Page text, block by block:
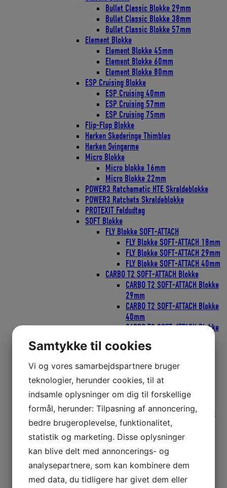
Bullet Classic Blokke 29mm
Bullet Classic Blokke 38mm
Bullet Classic Blokke 57mm
Element Blokke
Element Blokke 45mm
Element Blokke 60mm
Element Blokke 80mm
ESP Cruising Blokke
ESP Cruising 40mm
ESP Cruising 57mm
ESP Cruising 75mm
Flip-Flop Blokke
Harken Skøderinge Thimbles
Harken Svingarme
Micro Blokke
Micro blokke 16mm
Micro Blokke 22mm
POWER3 Ratchamatic HTE Skraldeblokke
POWER3 Ratchets Skraldeblokke
PROTEXIT Faldudtag
SOFT Blokke
FLY Blokke SOFT-ATTACH
FLY Blokke SOFT-ATTACH 18mm
FLY Blokke SOFT-ATTACH 29mm
FLY Blokke SOFT-ATTACH 40mm
CARBO T2 SOFT-ATTACH Blokke
CARBO T2 SOFT-ATTACH Blokke
29mm
CARBO T2 SOFT-ATTACH Blokke
40mm
CARBO T2 SOFT-ATTACH Blokke
57mm
T2 LOOP Blokke
T2 LOOP Blokke 57mm
T2 SOFT RATCHAMATIC Blokke
T2 SOFT TATCHAMATIC Blokke
40mm
T2 SOFT RATCHAMATIC Blokke
57mm
Wire Blokke
Wire Blokke 25mm
Wire Blokke 38mm
Wire Blokke 51mm
ZIRCON Blokke
Samtykke til cookies
Vi og vores samarbejdspartnere bruger
teknologier, herunder cookies, til at
indsamle oplysninger om dig til forskellige
formål, herunder: Tilpasning af annoncering,
bedre brugeroplevelse, funktionalitet,
statistik og marketing. Disse oplysninger
kan blive delt med annoncerings- og
analysepartnere, som kan kombinere dem
med data, du tidligere har givet dem eller